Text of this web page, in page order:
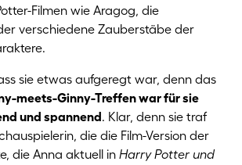
Filmen wie Aragog, die
verschiedene Zauberstäbe der
sie etwas aufgeregt war, denn das
meets-Ginny-Treffen war für sie
und spannend. Klar, denn sie traf
die die Film-Version der
die Anna aktuell in Harry Potter und